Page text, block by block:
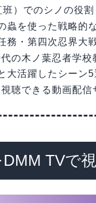
）でのシノの役
蟲を使った戦略的
務・第四次忍界大
の木ノ葉忍者学校
大活躍したシーン5
聴できる動画配信
DMM TVで